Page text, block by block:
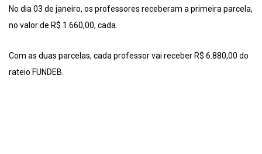
No dia 03 de janeiro, os professores receberam a primeira parcela,
no valor de R$ 1.660,00, cada.
Com as duas parcelas, cada professor vai receber R$ 6.880,00 do
rateio FUNDEB.